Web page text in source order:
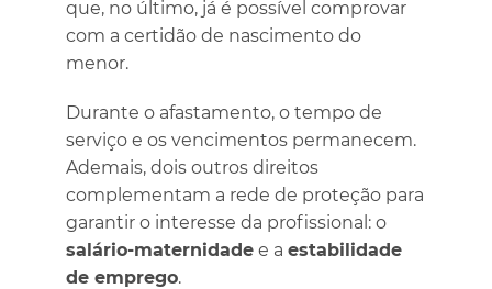
que, no último, já é possível comprovar
com a certidão de nascimento do
menor.
Durante o afastamento, o tempo de
serviço e os vencimentos permanecem.
Ademais, dois outros direitos
complementam a rede de proteção para
garantir o interesse da profissional: o
salário-maternidade e a estabilidade
de emprego.